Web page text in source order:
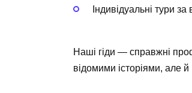
Індивідуальні тури
Наші гіди — справжні
відомими історіями, але